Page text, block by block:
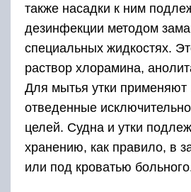
также насадки к ним
дезинфекции методом
специальных жидкостях.
раствор хлорамина,
Для мытья утки применяют
отведенные
целей. Судна и утки
хранению, как правило, в
или под кроватью